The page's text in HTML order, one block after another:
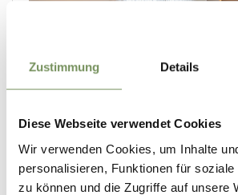
Zustimmung Details
Diese Webseite verwendet Cookies
Wir verwenden Cookies, um Inhalte
personalisieren, Funktionen für soziale
zu können und die Zugriffe auf unsere